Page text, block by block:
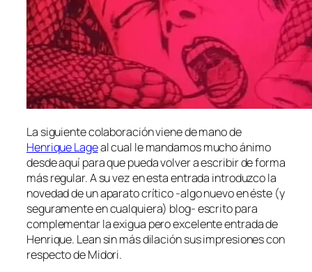
La si­guien­te co­la­bo­ra­ción vie­ne de mano de
Henrique Lageal cual le man­da­mos mu­cho áni­mo
des­de aquí pa­ra que pue­da vol­ver a es­cri­bir de for­ma
más re­gu­lar. A su vez en es­ta en­tra­da in­tro­duz­co la
no­ve­dad de un apa­ra­to crí­ti­co ‑al­go nue­vo en és­te (y
se­gu­ra­men­te en cual­quie­ra) blog- es­cri­to pa­ra
com­ple­men­tar la exigua pe­ro ex­ce­len­te en­tra­da de
Henrique. Lean sin más di­la­ción sus im­pre­sio­nes con
res­pec­to de Midori.